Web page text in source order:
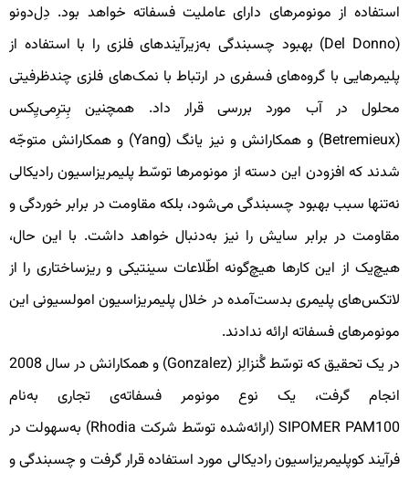
استفاده از مونومرهای دارای عاملیت فسفاته خواهد بود. دِل‌دونو
(Del Donno) بهبود چسبندگی به‌زیرآیندهای فلزی را با استفاده از
پلیمرهایی با گروه‌های فسفری در ارتباط با نمک‌های فلزی چندظرفیتی
محلول در آب مورد بررسی قرار داد. همچنین بِترِمی‌یِکس
(Betremieux) و همکارانش و نیز یانگ (Yang) و همکارانش متوجّه
شدند که افزودن این دسته از مونومرها توسّط پلیمریزاسیون رادیکالی
نه‌تنها سبب بهبود چسبندگی می‌شود، بلکه مقاومت در برابر خوردگی و
مقاومت در برابر سایش را نیز به‌دنبال خواهد داشت. با این حال،
هیچ‌یک از این کارها هیچ‌گونه اطّلاعات سینتیکی و ریزساختاری را از
لاتکس‌های پلیمری بدست‌آمده در خلال پلیمریزاسیون امولسیونی این
مونومرهای فسفاته ارائه ندادند.
در یک تحقیق که توسّط گُنزالِز (Gonzalez) و همکارانش در سال 2008
انجام گرفت، یک نوع مونومر فسفاته‌ی تجاری به‌نام
SIPOMER PAM100 (ارائه‌شده توسّط شرکت Rhodia) به‌سهولت در
فرآیند کوپلیمریزاسیون رادیکالی مورد استفاده قرار گرفت و چسبندگی و